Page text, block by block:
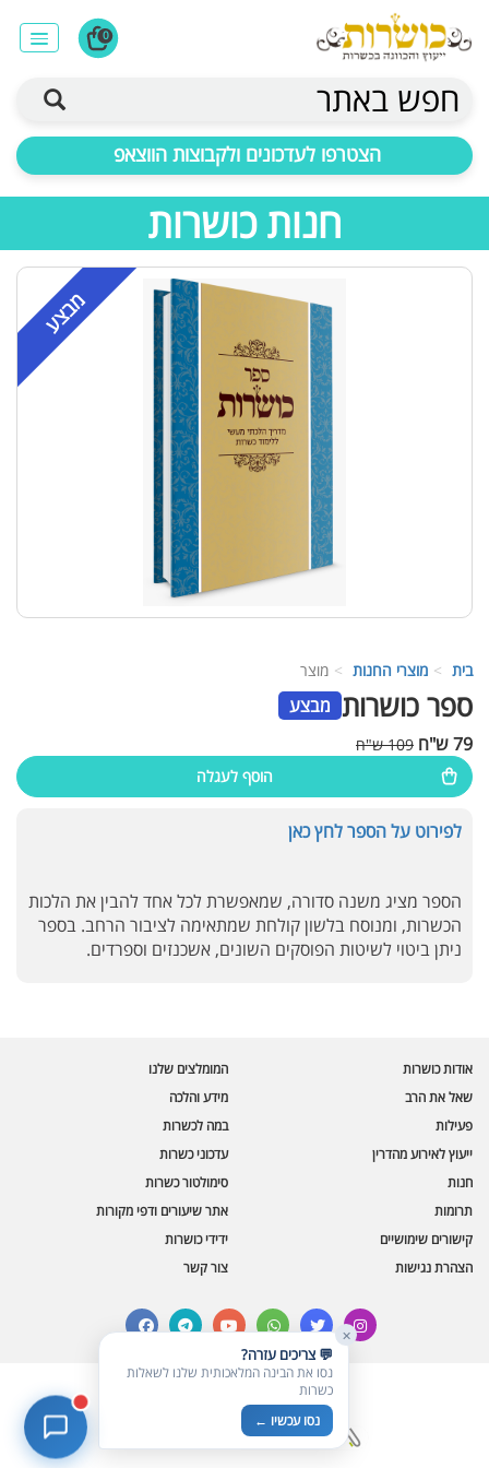
0
חפש באתר
הצטרפו לעדכונים ולקבוצות הווצאפ
חנות כושרות
בית מוצרי החנות מוצר
ספר כושרות מבצע
79 ש"ח
109 ש"ח
הוסף לעגלה
לפירוט על הספר לחץ כאן
הספר מציג משנה סדורה, שמאפשרת לכל אחד להבין את הלכות
הכשרות, ומנוסח בלשון קולחת שמתאימה לציבור הרחב. בספר
ניתן ביטוי לשיטות הפוסקים השונים, אשכנזים וספרדים.
מבצע
אודות כושרות
שאל את הרב
פעילות
ייעוץ לאירוע מהדרין
המומלצים שלנו
מידע והלכה
במה לכשרות
עדכוני כשרות
חנות
תרומות
קישורים שימושיים
הצהרת נגישות
סימולטור כשרות
אתר שיעורים ודפי מקורות
ידידי כושרות
צור קשר
facebooktelegramyoutubewhatsapptwitter
instagram
© כל הזכויות שמורות לכושרות
🪲 בדיקת חרקים
מספר כושרות ומאמרי האתר
🔀 תערובות כלים ומאכלים
✕
💬 צריכים עזרה?
נסו את הבינה המלאכותית שלנו לשאלות
כשרות
נסו עכשיו ←